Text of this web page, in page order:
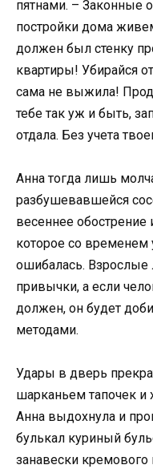
пятнами. – Законные
постройки дома
должен был стенку
квартиры! Убирайся
сама не выжила!
тебе так уж и быть,
отдала. Без учета
Анна тогда лишь
разбушевавшейся
весеннее обострение
которое со временем
ошибалась.
привычки, а если
должен, он будет
методами.
Удары в дверь
шарканьем тапочек и
Анна выдохнула и
булькал куриный
занавески кремового